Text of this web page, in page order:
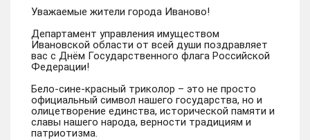
Уважаемые жители города Иваново!
Департамент управления имуществом
Ивановской области от всей души поздравляет
вас с Днём Государственного флага Российской
Федерации!
Бело-сине-красный триколор – это не просто
официальный символ нашего государства, но и
олицетворение единства, исторической памяти и
славы нашего народа, верности традициям и
патриотизма.